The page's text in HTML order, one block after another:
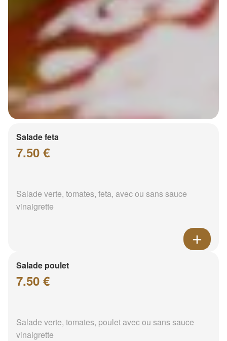
Salade feta
7.50 €
Salade verte, tomates, feta, avec ou sans sauce
vinaigrette
Salade poulet
7.50 €
Salade verte, tomates, poulet avec ou sans sauce
vinaigrette